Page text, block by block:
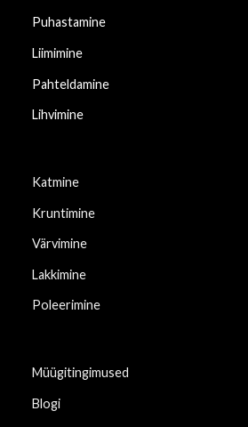
Puhastamine
Liimimine
Pahteldamine
Lihvimine
Katmine
Kruntimine
Värvimine
Lakkimine
Poleerimine
Müügitingimused
Blogi